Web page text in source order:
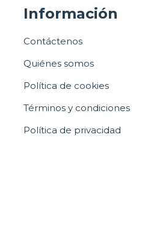
Información
Contáctenos
Quiénes somos
Política de cookies
Términos y condiciones
Política de privacidad